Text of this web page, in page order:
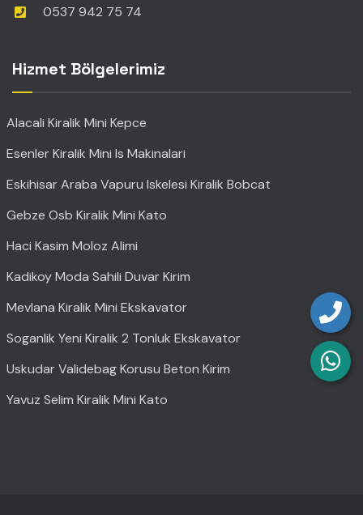
0537 942 75 74
Hizmet Bölgelerimiz
Alacali Kiralik Mini Kepce
Esenler Kiralik Mini Is Makinalari
Eskihisar Araba Vapuru Iskelesi Kiralik Bobcat
Gebze Osb Kiralik Mini Kato
Haci Kasim Moloz Alimi
Kadikoy Moda Sahili Duvar Kirim
Mevlana Kiralik Mini Ekskavator
Soganlik Yeni Kiralik 2 Tonluk Ekskavator
Uskudar Validebag Korusu Beton Kirim
Yavuz Selim Kiralik Mini Kato